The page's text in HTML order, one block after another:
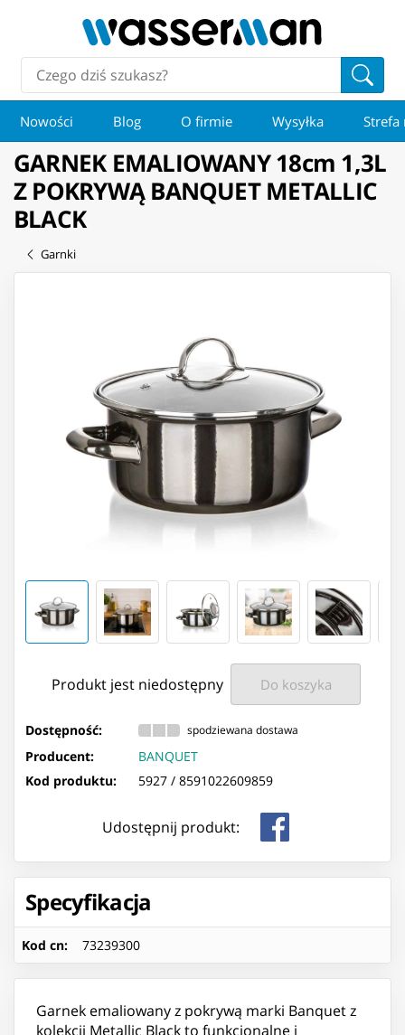
Nowości Blog O firmie Wysyłka Strefa
GARNEK EMALIOWANY 18cm 1,3L
Z POKRYWĄ BANQUET METALLIC
BLACK
Garnki
Produkt jest niedostępny Do koszyka
Dostępność: spodziewana dostawa
Producent:
BANQUET
Kod produktu:
5927 / 8591022609859
Udostępnij produkt:
Specyfikacja
Kod cn: 73239300
Garnek emaliowany z pokrywą marki Banquet z
kolekcji Metallic Black to funkcjonalne i